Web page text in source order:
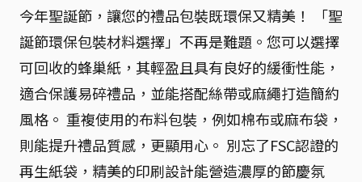
今年聖誕節，讓您的禮品包裝既環保又精美！ 「聖
誕節環保包裝材料選擇」不再是難題。您可以選擇
可回收的蜂巢紙，其輕盈且具有良好的緩衝性能，
適合保護易碎禮品，並能搭配絲帶或麻繩打造簡約
風格。 重複使用的布料包裝，例如棉布或麻布袋，
則能提升禮品質感，更顯用心。 別忘了FSC認證的
再生紙袋，精美的印刷設計能營造濃厚的節慶氛